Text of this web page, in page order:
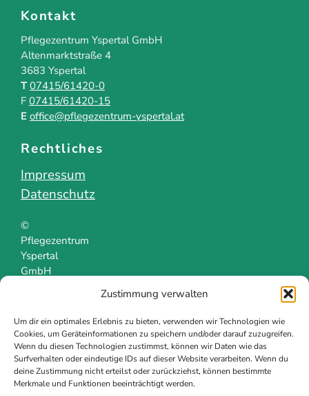
Zustimmung verwalten
Um dir ein optimales Erlebnis zu bieten, verwenden wir Technologien wie
Cookies, um Geräteinformationen zu speichern und/oder darauf zuzugreifen.
Wenn du diesen Technologien zustimmst, können wir Daten wie das
Surfverhalten oder eindeutige IDs auf dieser Website verarbeiten. Wenn du
deine Zustimmung nicht erteilst oder zurückziehst, können bestimmte
Merkmale und Funktionen beeinträchtigt werden.
Kontakt
Pflegezentrum Yspertal GmbH
Altenmarktstraße 4
3683 Yspertal
T 07415/61420-0
F 07415/61420-15
E office@pflegezentrum-yspertal.at
Rechtliches
Impressum
Datenschutz
©
Pflegezentrum
Yspertal
GmbH